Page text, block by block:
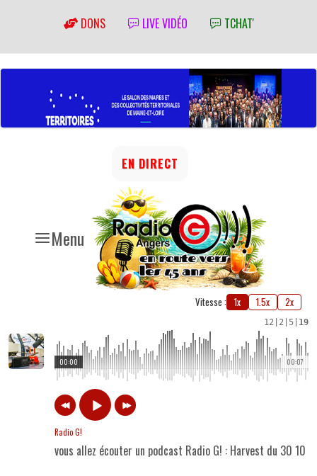
DONS LIVE VIDÉO TCHAT'
Menu
EN DIRECT
Vitesse : 1x 1.5x 2x
12 2 5 19
00:07
00:00
Radio G!
vous allez écouter un podcast Radio G! : Harvest du 30 10